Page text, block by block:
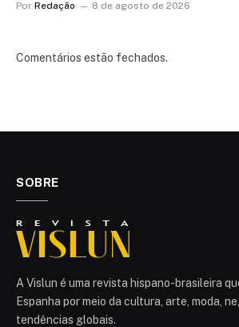
Por Redação 8 de agosto de 2026
Comentários estão fechados.
SOBRE
A Vislun é uma revista hispano-brasileira
Espanha por meio da cultura, arte, moda,
tendências globais.